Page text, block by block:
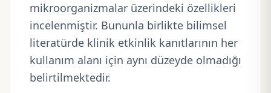
mikroorganizmalar üzerindeki özellikleri
incelenmiştir. Bununla birlikte bilimsel
literatürde klinik etkinlik kanıtlarının her
kullanım alanı için aynı düzeyde olmadığı
belirtilmektedir.